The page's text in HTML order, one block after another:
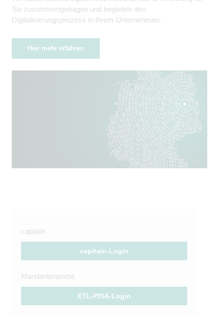
Sie zusammengetragen und begleiten den
Digitalisierungsprozess in Ihrem Unternehmen.
Hier mehr erfahren
capitain
capitain-Login
Mandantenportal
ETL-PISA-Login